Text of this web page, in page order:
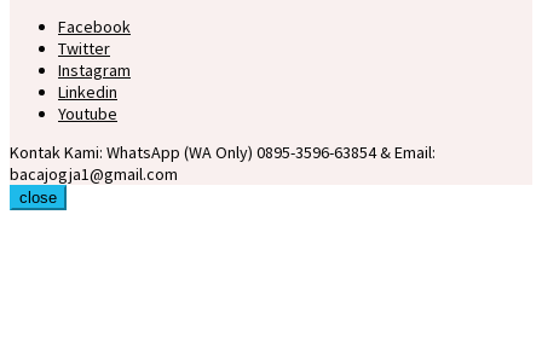
Facebook
Twitter
Instagram
Linkedin
Youtube
Kontak Kami: WhatsApp (WA Only) 0895-3596-63854 & Email:
bacajogja1@gmail.com
close